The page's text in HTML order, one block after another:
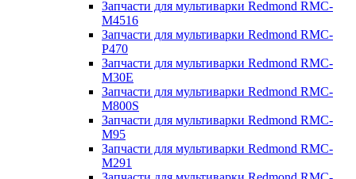
Запчасти для мультиварки Redmond RMC-
M4516
Запчасти для мультиварки Redmond RMC-
P470
Запчасти для мультиварки Redmond RMC-
M30E
Запчасти для мультиварки Redmond RMC-
M800S
Запчасти для мультиварки Redmond RMC-
M95
Запчасти для мультиварки Redmond RMC-
M291